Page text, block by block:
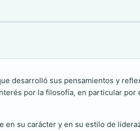
desarrolló sus pensamientos y
por la filosofía, en particular por
su carácter y en su estilo de